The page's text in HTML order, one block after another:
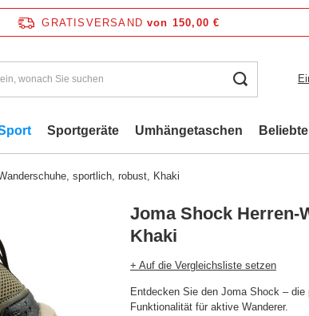
GRATISVERSAND von 150,00 €
Sportgeräte Umhängetaschen
sportlich, robust, Khaki
Joma Shock Herren-
Khaki
+ Auf die Vergleichsliste setzen
Entdecken Sie den Joma Shock –
Funktionalität für aktive Wanderer.